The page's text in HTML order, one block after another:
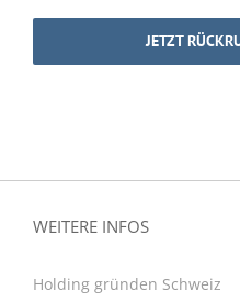
JETZT
WEITERE INFOS
Holding gründen Schweiz